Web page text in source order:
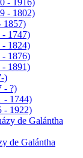
- 1916)
- 1802)
1857)
- 1747)
- 1824)
- 1876)
- 1891)
)
- ?)
- 1744)
- 1922)
de Galántha
de Galántha